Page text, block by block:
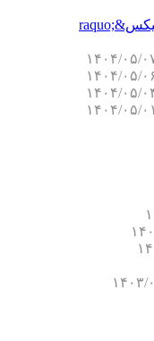
۰۵/۰۷
۰۵/۰۶
۰۵/۰۴
۱۴۰۴/۰۵/۰۱
۱۰
۰۷/۱۰